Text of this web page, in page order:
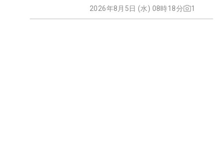
2026年8月5日 (水) 08時18分 1